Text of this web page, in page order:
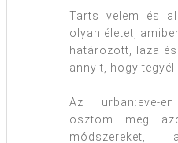
Tarts velem és
olyan életet,
határozott, laza
annyit, hogy tegyél
Az urban:eve-
osztom meg
módszereket,